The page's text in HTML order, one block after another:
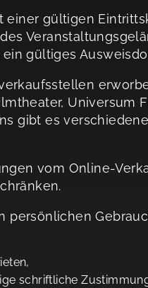
gültigen
gültiges
gibt es
vom Online-
persönlichen
schriftliche